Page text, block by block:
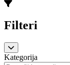
Filteri
Kategorija